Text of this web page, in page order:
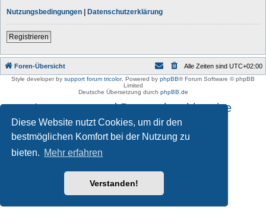
Diese Website nutzt Cookies, um dir den
bestmöglichen Komfort bei der Nutzung zu
bieten. Mehr erfahren
Verstanden!
Nutzungsbedingungen | Datenschutzerklärung
Registrieren
Foren-Übersicht Alle Zeiten sind UTC+02:00
Style developer by support forum tricolor, Powered by phpBB® Forum Software © phpBB
Limited
Deutsche Übersetzung durch phpBB.de
Impressum und Datenschutzhinweise